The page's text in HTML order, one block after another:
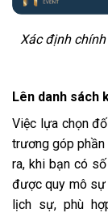
Xác định
Lên danh sách
Việc lựa chọn
trương góp phần
ra, khi bạn có
được quy mô sự
lịch sự, phù